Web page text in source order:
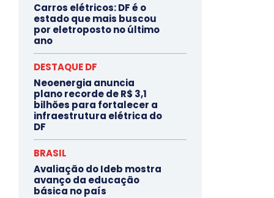
Carros elétricos: DF é o
estado que mais buscou
por eletroposto no último
ano
DESTAQUE DF
Neoenergia anuncia
plano recorde de R$ 3,1
bilhões para fortalecer a
infraestrutura elétrica do
DF
BRASIL
Avaliação do Ideb mostra
avanço da educação
básica no país